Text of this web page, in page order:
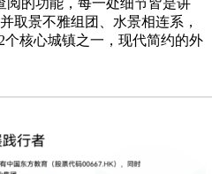
取景不雅组团、水景相连系，
个核心城镇之一，现代简约的外